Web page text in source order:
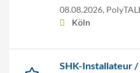
08.08.2026,
Köln
SHK-Installateur